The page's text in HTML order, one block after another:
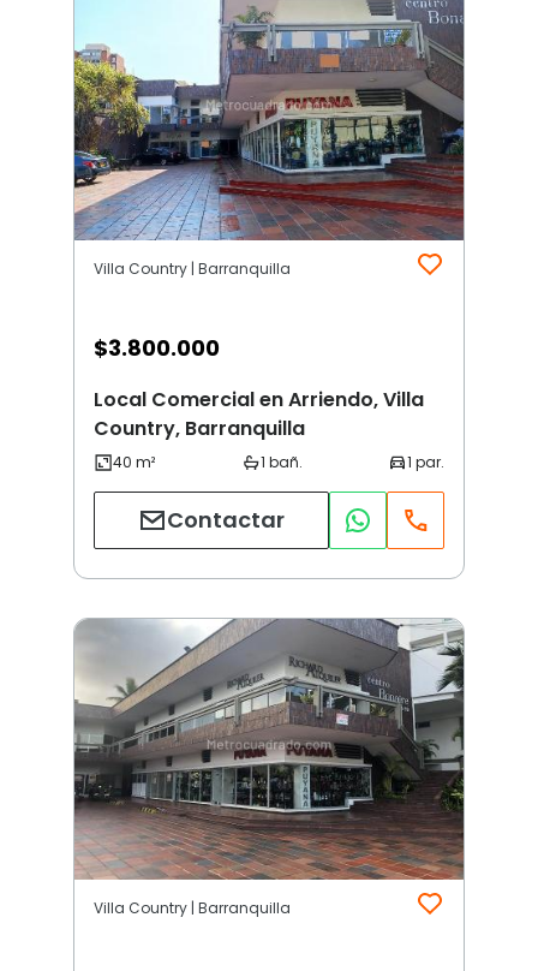
Villa Country | Barranquilla
$3.800.000
Local Comercial en Arriendo, Villa
Country, Barranquilla
Contactar
Villa Country | Barranquilla